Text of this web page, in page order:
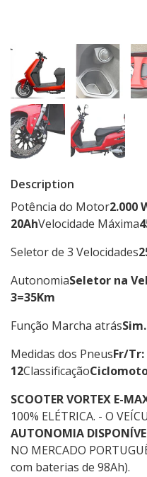
Description
Potência do Motor2.000
20AhVelocidade Máxima
Seletor de 3 Velocidades
AutonomiaSeletor na
3=35Km
Função Marcha atrásSim.
Medidas dos PneusFr/Tr:
12Classificação
SCOOTER VORTEX E-
100% ELÉTRICA. - O
AUTONOMIA
NO MERCADO
com baterias de 98Ah).